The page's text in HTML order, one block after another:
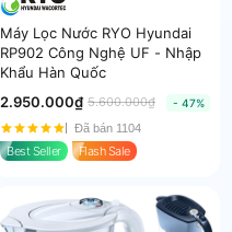
Máy Lọc Nước RYO Hyundai
RP902 Công Nghệ UF - Nhập
Khẩu Hàn Quốc
2.950.000₫ 5.600.000₫
- 47%
Đã bán 1104
Best Seller Flash Sale